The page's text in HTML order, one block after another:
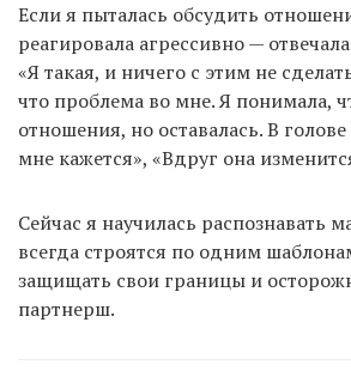
Если я пыталась обсудить
реагировала агрессивно —
«Я такая, и ничего с этим не
что проблема во мне. Я понимала,
отношения, но оставалась. В
мне кажется», «Вдруг она
Сейчас я научилась распознавать
всегда строятся по одним
защищать свои границы и
партнерш.